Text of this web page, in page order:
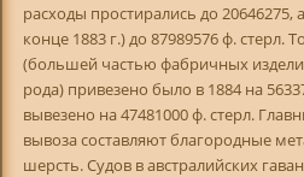
расходы простирались до 20646275,
конце 1883 г.) до 87989576 ф. стерл.
(большей частью фабричных
рода) привезено было в 1884 на
вывезено на 47481000 ф. стерл.
вывоза составляют благородные
шерсть. Судов в австралийских